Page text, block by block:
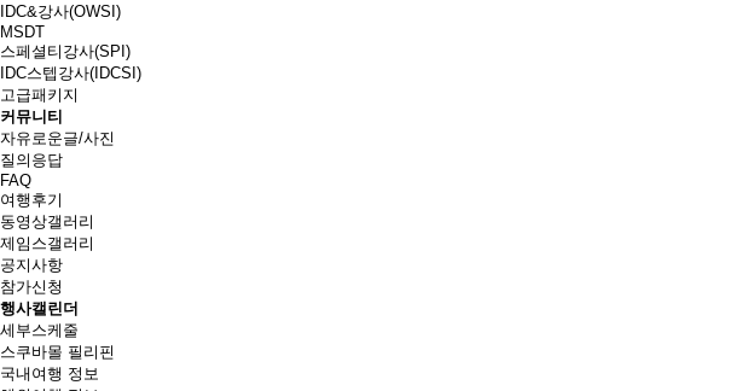
IDC&강사(OWSI)
MSDT
스페셜티강사(SPI)
IDC스텝강사(IDCSI)
고급패키지
커뮤니티
자유로운글/사진
질의응답
FAQ
여행후기
동영상갤러리
제임스갤러리
공지사항
참가신청
행사캘린더
세부스케줄
스쿠바몰 필리핀
국내여행 정보